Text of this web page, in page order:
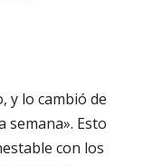
y lo cambió de
semana». Esto
con los